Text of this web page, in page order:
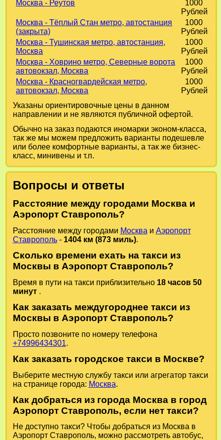
Москва - Реутов
1000
Рублей
Москва - Тёплый Стан метро, автостанция
(закрыта)
1000
Рублей
Москва - Тушинская метро, автостанция,
Москва
1000
Рублей
Москва - Ховрино метро, Северные ворота
автовокзал, Москва
1000
Рублей
Москва - Красногвардейская метро,
автовокзал, Москва
1000
Рублей
Указаны ориентировочные цены в данном
направлении и не являются публичной офертой.
Обычно на заказ подаются иномарки эконом-класса,
так же мы можем предложить варианты подешевле
или более комфортные варианты, а так же бизнес-
класс, минивены и т.п.
Вопросы и ответы
Расстояние между городами Москва и
Аэропорт Ставрополь?
Расстояние между городами Москва и Аэропорт
Ставрополь- 1404 км (873 миль).
Сколько времени ехать на такси из
Москвы в Аэропорт Ставрополь?
Время в пути на такси приблизительно 18 часов 50
минут .
Как заказать междугороднее такси из
Москвы в Аэропорт Ставрополь?
Просто позвоните по номеру телефона
+74996434301.
Как заказать городское такси в Москве?
Выберите местную службу такси или агрегатор такси
на странице города: Москва.
Как добраться из города Москва в город
Аэропорт Ставрополь, если нет такси?
Не доступно такси? Чтобы добраться из Москва в
Аэропорт Ставрополь, можно рассмотреть автобус,